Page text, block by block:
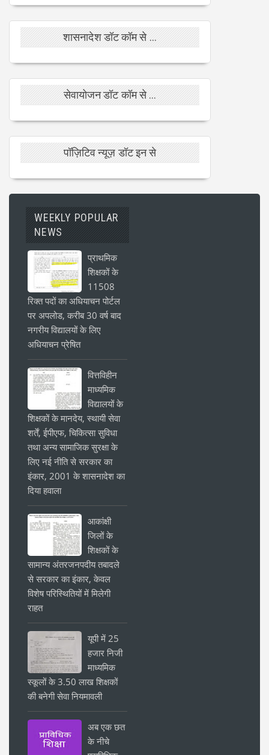
शासनादेश डॉट कॉम से ...
सेवायोजन डॉट कॉम से ...
पॉज़िटिव न्यूज़ डॉट इन से
WEEKLY POPULAR
NEWS
प्राथमिक
शिक्षकों के
11508
रिक्त पदों का अधियाचन पोर्टल
पर अपलोड, करीब 30 वर्ष बाद
नगरीय विद्यालयों के लिए
अधियाचन प्रेषित
वित्तविहीन
माध्यमिक
विद्यालयों के
शिक्षकों के मानदेय, स्थायी सेवा
शर्तें, ईपीएफ, चिकित्सा सुविधा
तथा अन्य सामाजिक सुरक्षा के
लिए नई नीति से सरकार का
इंकार, 2001 के शासनादेश का
दिया हवाला
आकांक्षी
जिलों के
शिक्षकों के
सामान्य अंतरजनपदीय तबादले
से सरकार का इंकार, केवल
विशेष परिस्थितियों में मिलेगी
राहत
यूपी में 25
हजार निजी
माध्यमिक
स्कूलों के 3.50 लाख शिक्षकों
की बनेगी सेवा नियमावली
अब एक छत
के नीचे